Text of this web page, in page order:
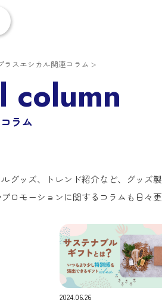
ラスエシカル関連コラム
column
ラム
グッズ、トレンド紹介など、グッズ
ロモーションに関するコラムも日々更
2024.06.26